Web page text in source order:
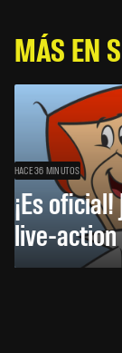
MÁS EN
HACE 36 MINUTOS
¡Es
live-action